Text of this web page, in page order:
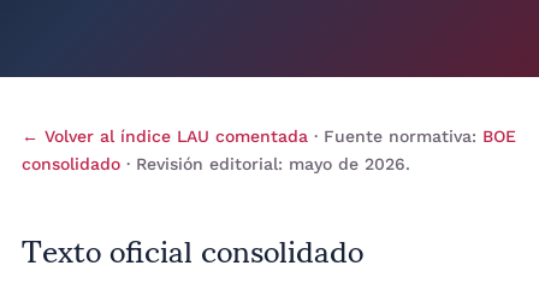
← Volver al índice LAU comentada · Fuente normativa: BOE
consolidado · Revisión editorial: mayo de 2026.
Texto oficial consolidado